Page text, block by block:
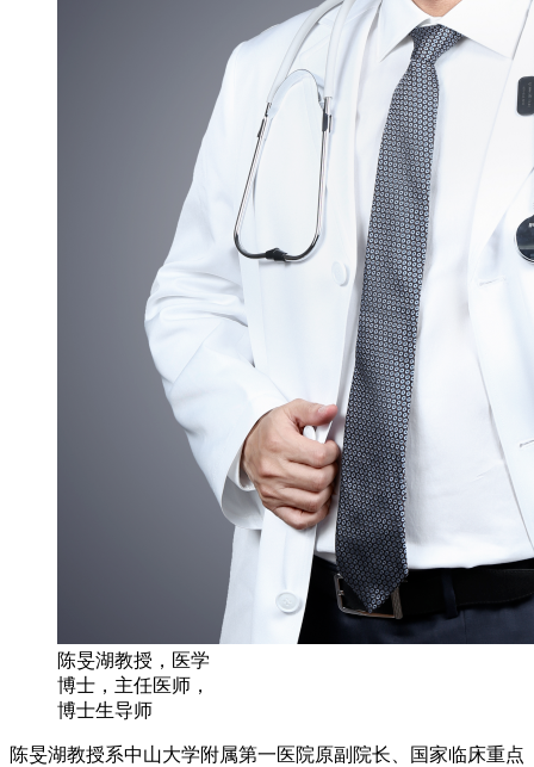
陈旻湖教授，医学
博士，主任医师，
博士生导师
陈旻湖教授系中山大学附属第一医院原副院长、国家临床重点